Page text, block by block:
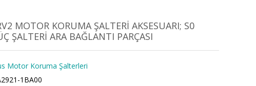
MOTOR KORUMA ŞALTERİ AKSESUARI; S0
ŞALTERİ ARA BAĞLANTI PARÇASI
Motor Koruma Şalterleri
1BA00